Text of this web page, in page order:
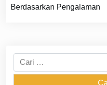
Berdasarkan Pengalaman
Cari
untuk: